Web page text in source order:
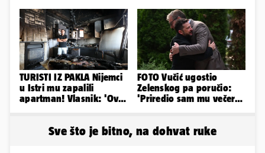
TURISTI IZ PAKLA Nijemci
u Istri mu zapalili
apartman! Vlasnik: 'Ovo
FOTO Vučić ugostio
Zelenskog pa poručio:
'Priredio sam mu večeru
Sve što je bitno, na dohvat ruke